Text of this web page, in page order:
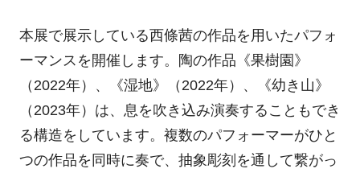
本展で展示している西條茜の作品を用いたパフォ
ーマンスを開催します。陶の作品《果樹園》
（2022年）、《湿地》（2022年）、《幼き山》
（2023年）は、息を吹き込み演奏することもでき
る構造をしています。複数のパフォーマーがひと
つの作品を同時に奏で、抽象彫刻を通して繋がっ